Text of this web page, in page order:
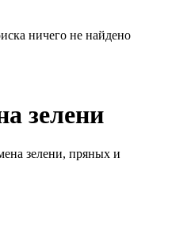
ничего не найдено
зелени
зелени, пряных и